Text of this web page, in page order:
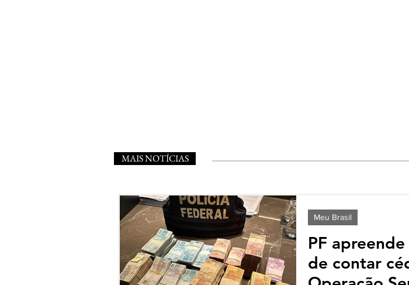
MAIS NOTÍCIAS
PF
de contar
Meu Brasil